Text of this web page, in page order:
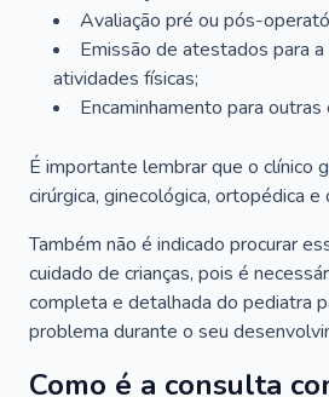
Avaliação pré ou pós-
Emissão de atestados para a
atividades físicas;
Encaminhamento para
É importante lembrar que o clínico
cirúrgica, ginecológica, ortopédica e
Também não é indicado procurar
cuidado de crianças, pois é
completa e detalhada do pediatra
problema durante o seu
Como é a consulta